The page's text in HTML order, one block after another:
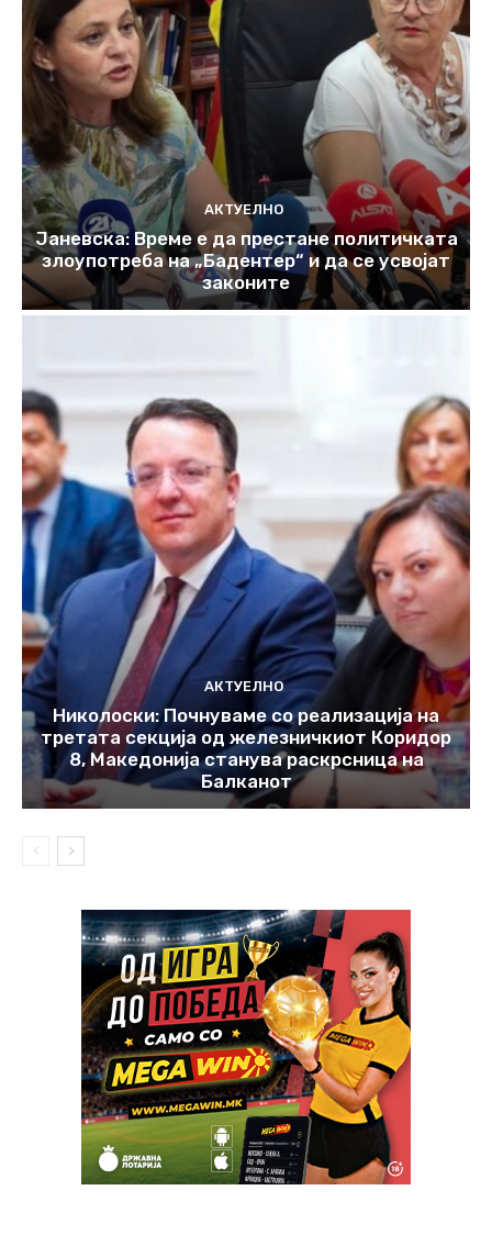
АКТУЕЛНО
Јаневска: Време е да престане политичката
злоупотреба на „Бадентер“ и да се усвојат
законите
АКТУЕЛНО
Николоски: Почнуваме со реализација на
третата секција од железничкиот Коридор
8, Македонија станува раскрсница на
Балканот